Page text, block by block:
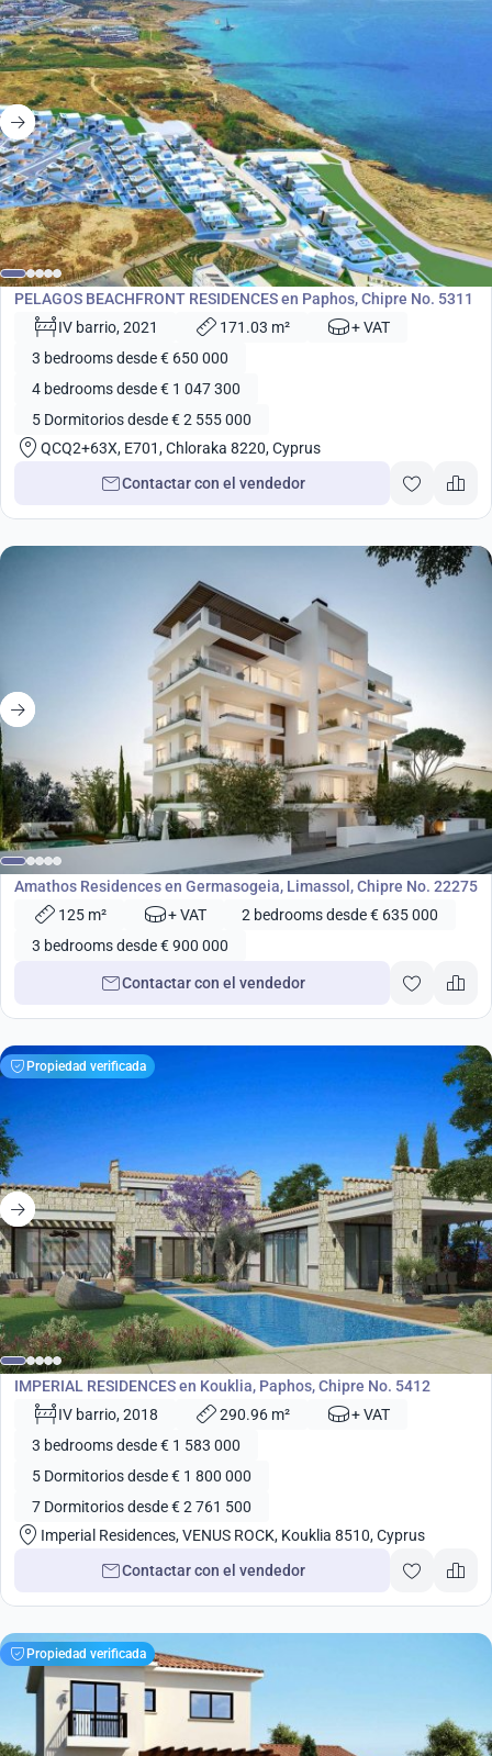
desde€650 000
Desarrollo
PELAGOS BEACHFRONT RESIDENCES en Paphos, Chipre No. 5311
IV barrio, 2021
171.03 m²
+ VAT
3 bedrooms desde € 650 000
4 bedrooms desde € 1 047 300
5 Dormitorios desde € 2 555 000
QCQ2+63X, E701, Chloraka 8220, Cyprus
Contactar con el vendedor
desde€635 000
Desarrollo
Amathos Residences en Germasogeia, Limassol, Chipre No. 22275
125 m²
+ VAT
2 bedrooms desde € 635 000
3 bedrooms desde € 900 000
Contactar con el vendedor
Propiedad verificada
desde€ 1 583 000
Desarrollo
IMPERIAL RESIDENCES en Kouklia, Paphos, Chipre No. 5412
IV barrio, 2018
290.96 m²
+ VAT
3 bedrooms desde € 1 583 000
5 Dormitorios desde € 1 800 000
7 Dormitorios desde € 2 761 500
Imperial Residences, VENUS ROCK, Kouklia 8510, Cyprus
Contactar con el vendedor
Propiedad verificada